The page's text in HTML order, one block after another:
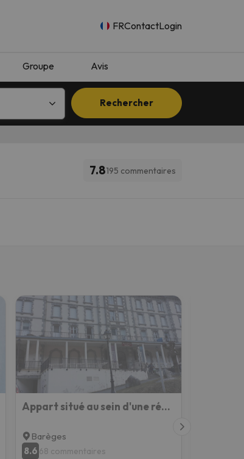
FRContactLogin
Groupe Avis
Rechercher
7.8195 commentaires
Appart situé au sein d'une résidence à Barèges pour 4 à 6 personnes, 1 chambre, 1 mezzanine
Barèges
8.6 68 commentaires